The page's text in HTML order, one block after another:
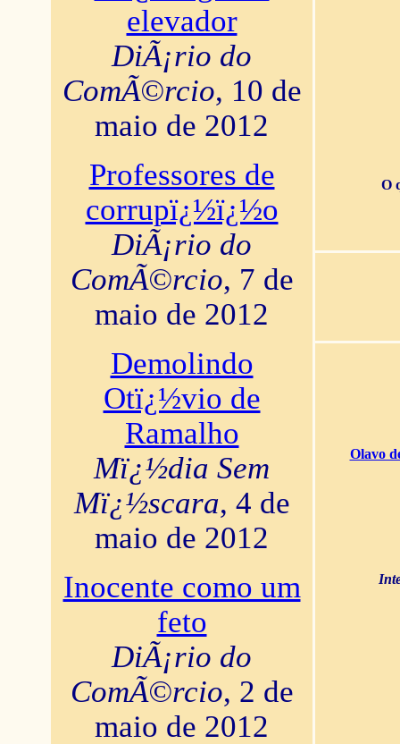
elevador
DiÃ¡rio do
ComÃ©rcio, 10 de
maio de 2012
Professores de
corrupï¿½ï¿½o
DiÃ¡rio do
ComÃ©rcio, 7 de
maio de 2012
Demolindo
Otï¿½vio de
Ramalho
Mï¿½dia Sem
Mï¿½scara, 4 de
maio de 2012
Inocente como um
feto
DiÃ¡rio do
ComÃ©rcio, 2 de
maio de 2012
O
Olavo